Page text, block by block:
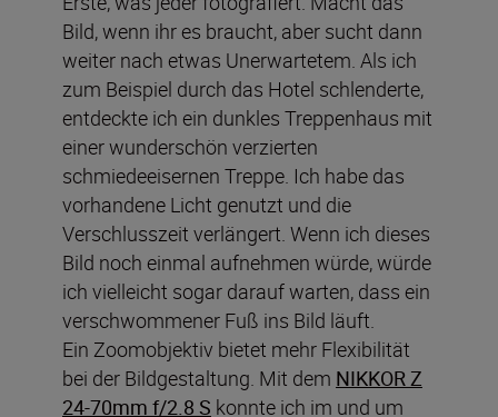
Bild, wenn ihr es braucht, aber sucht dann
weiter nach etwas Unerwartetem. Als ich
zum Beispiel durch das Hotel schlenderte,
entdeckte ich ein dunkles Treppenhaus mit
einer wunderschön verzierten
schmiedeeisernen Treppe. Ich habe das
vorhandene Licht genutzt und die
Verschlusszeit verlängert. Wenn ich dieses
Bild noch einmal aufnehmen würde, würde
ich vielleicht sogar darauf warten, dass ein
verschwommener Fuß ins Bild läuft.
Ein Zoomobjektiv bietet mehr Flexibilität
bei der Bildgestaltung. Mit dem NIKKOR Z
24-70mm f/2.8 S konnte ich im und um